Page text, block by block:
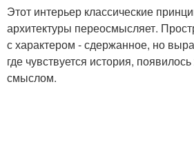
Этот интерьер классические
архитектуры переосмысляет.
с характером - сдержанное, но
где чувствуется история,
смыслом.